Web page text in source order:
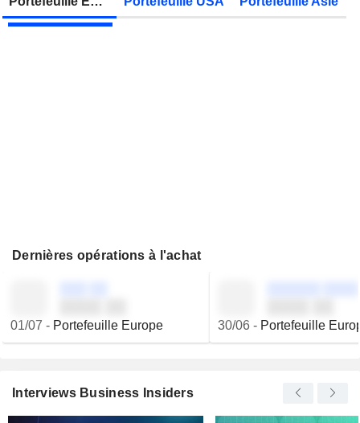
JBS N.V. Publication des résultats - Q2 2026
Dernières opérations à l'achat
01/07 - Portefeuille Europe 30/06- Portefeuille
Interviews Business Insiders